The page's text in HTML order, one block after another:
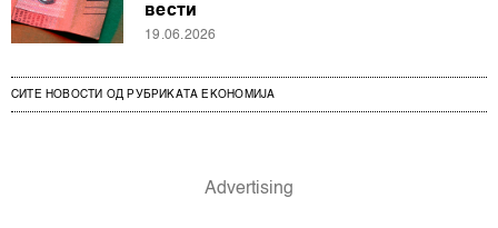
вести
19.06.2026
СИТЕ НОВОСТИ ОД РУБРИКАТА ЕКОНОМИЈА